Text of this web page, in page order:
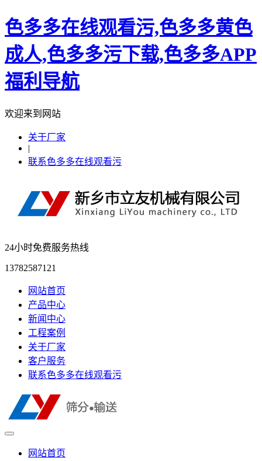
色多多在线观看污,色多多黄色
成人,色多多污下载,色多多APP
福利导航
欢迎来到网站
关于厂家
|
联系色多多在线观看污
24小时免费服务热线
13782587121
网站首页
产品中心
新闻中心
工程案例
关于厂家
客户服务
联系色多多在线观看污
网站首页